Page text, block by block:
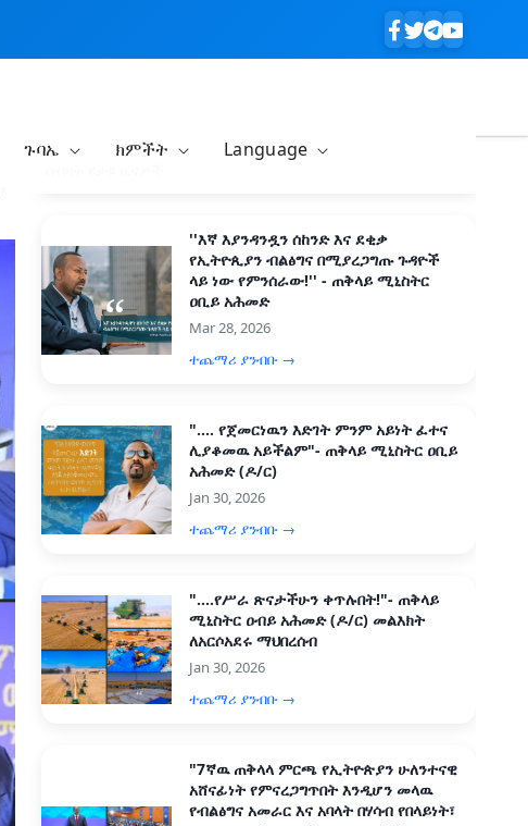
ጉባኤ ክምችት Language
''እኛ እያንዳንዷን ሰከንድ እና ደቂቃ
የኢትዮጲያን ብልፅግና በሚያረጋግጡ ጉዳዮች
ላይ ነው የምንሰራው!'' - ጠቅላይ ሚኒስትር
ዐቢይ አሕመድ
Mar 28, 2026
ተጨማሪ ያንብቡ →
".... የጀመርነዉን እድገት ምንም አይነት ፈተና
ሊያቆመዉ አይችልም"- ጠቅላይ ሚኒስትር ዐቢይ
አሕመድ (ዶ/ር)
Jan 30, 2026
ተጨማሪ ያንብቡ →
"....የሥራ ጽናታችሁን ቀጥሉበት!"- ጠቅላይ
ሚኒስትር ዐብይ አሕመድ (ዶ/ር) መልእክት
ለአርሶአደሩ ማህበረሰብ
Jan 30, 2026
ተጨማሪ ያንብቡ →
"7ኛዉ ጠቅላላ ምርጫ የኢትዮጵያን ሁለንተናዊ
አሸናፊነት የምናረጋግጥበት እንዲሆን መላዉ
የብልፅግና አመራር እና አባላት በሃሳብ የበላይነት፣